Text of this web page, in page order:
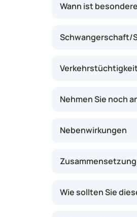
Wann ist
Schwangerschaft/
Nehmen Sie noch
Nebenwirkungen
Zusammensetzung
Wie sollten Sie